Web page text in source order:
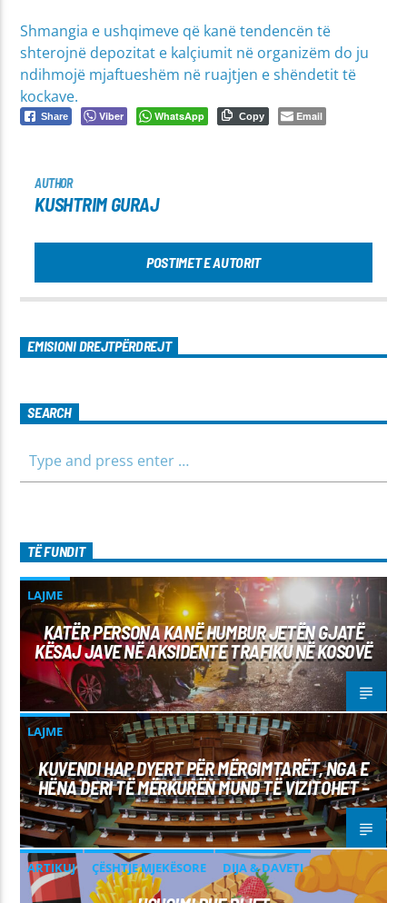
Shmangia e ushqimeve që kanë tendencën të
shterojnë depozitat e kalçiumit në organizëm do ju
ndihmojë mjaftueshëm në ruajtjen e shëndetit të
kockave.
Share Viber WhatsApp Copy Email
AUTHOR
KUSHTRIM GURAJ
POSTIMET E AUTORIT
EMISIONI DREJTPËRDREJT
SEARCH
TË FUNDIT
LAJME
KATËR PERSONA KANË HUMBUR JETËN GJATË
KËSAJ JAVE NË AKSIDENTE TRAFIKU NË KOSOVË
LAJME
KUVENDI HAP DYERT PËR MËRGIMTARËT, NGA E
HËNA DERI TË MËRKURËN MUND TË VIZITOHET –
ARTIKUJ ÇËSHTJE MJEKËSORE DIJA & DAVETI